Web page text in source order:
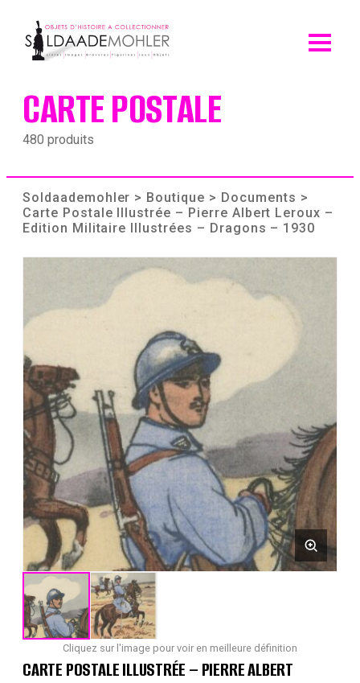
content
CARTE POSTALE
480 produits
Soldaademohler > Boutique > Documents >
Carte Postale Illustrée – Pierre Albert Leroux –
Edition Militaire Illustrées – Dragons – 1930
Cliquez sur l'image pour voir en meilleure définition
CARTE POSTALE ILLUSTRÉE – PIERRE ALBERT